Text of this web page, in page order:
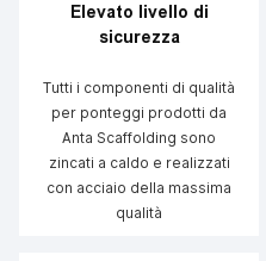
Elevato livello di
sicurezza
Tutti i componenti di qualità
per ponteggi prodotti da
Anta Scaffolding sono
zincati a caldo e realizzati
con acciaio della massima
qualità